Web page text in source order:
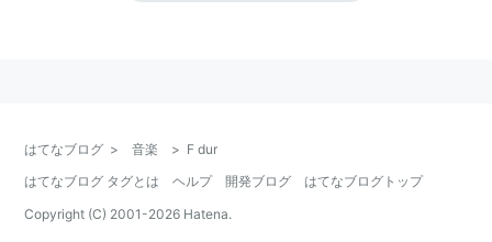
はてなブログ > 音楽 > F dur
はてなブログ タグとは
ヘルプ 開発ブログ
はてなブログトップ
Copyright (C) 2001-2026 Hatena.